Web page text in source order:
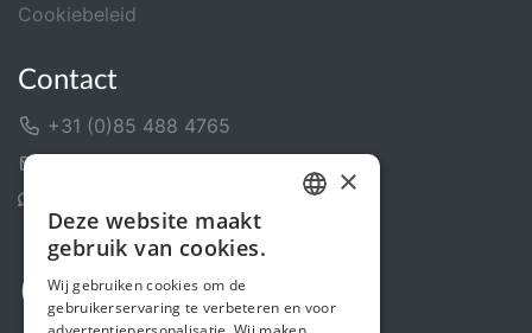
Cookiebeleid
Contact
+31 (0)85 488 4765
ENGLISH
×
Deze website maakt
gebruik van cookies.
Wij gebruiken cookies om de
gebruikerservaring te verbeteren en voor